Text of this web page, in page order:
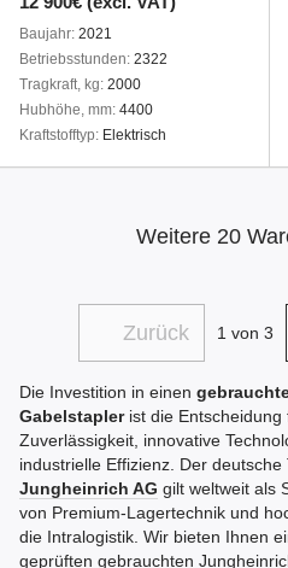
Baujahr 2021
Betriebsstunden 2322
Tragkraft, kg 2000
Hubhöhe, mm 4400
Kraftstofftyp
Elektrisch
Weitere 20
Zurück 1 von 3
Die Investition in einen
Gabelstaplerist die Entscheidung
Zuverlässigkeit, innovative
industrielle Effizienz. Der deutsche
Jungheinrich AG gilt weltweit als
von Premium-Lagertechnik und
die Intralogistik. Wir bieten Ihnen
geprüften gebrauchten